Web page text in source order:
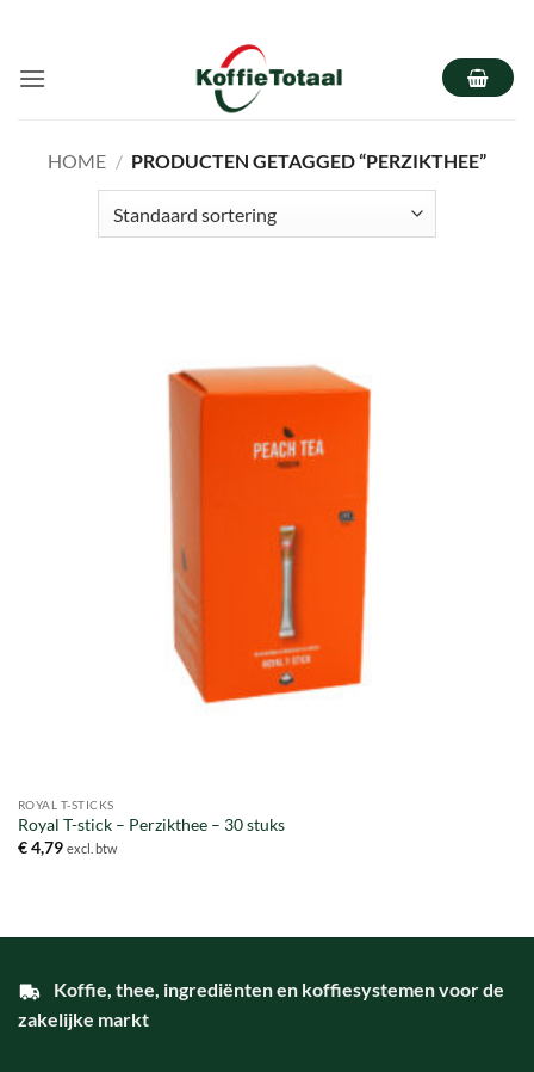
inhoud
HOME / PRODUCTEN GETAGGED “PERZIKTHEE”
ROYAL T-STICKS
Royal T-stick – Perzikthee – 30 stuks
€4,79 excl. btw
Koffie, thee, ingrediënten en koffiesystemen voor de
zakelijke markt